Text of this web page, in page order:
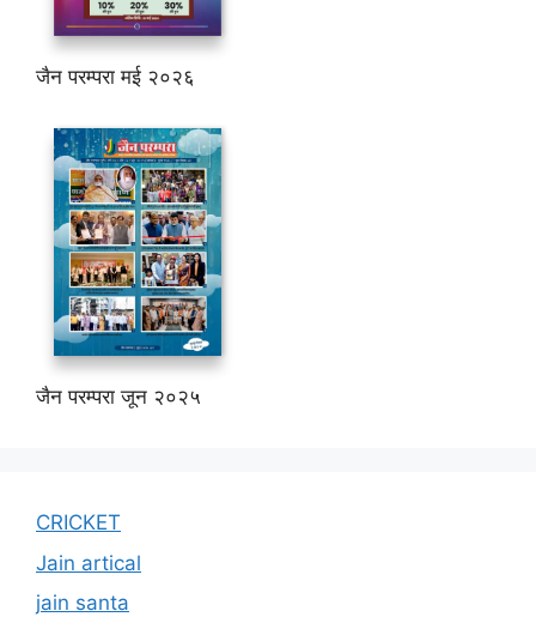
जैन परम्परा मई २०२६
जैन परम्परा जून २०२५
CRICKET
Jain artical
jain santa